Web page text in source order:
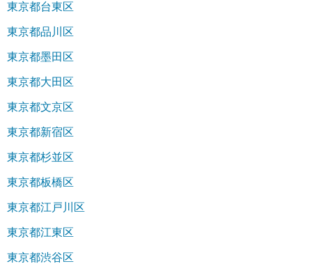
東京都台東区
東京都品川区
東京都墨田区
東京都大田区
東京都文京区
東京都新宿区
東京都杉並区
東京都板橋区
東京都江戸川区
東京都江東区
東京都渋谷区